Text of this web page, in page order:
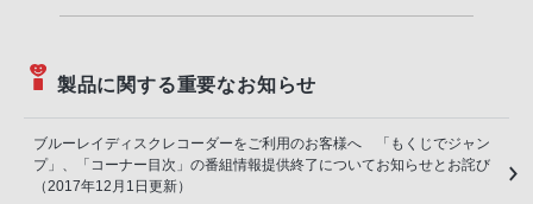
製品に関する重要なお知らせ
ブルーレイディスクレコーダーをご利用のお客様へ 「もくじでジャン
プ」、「コーナー目次」の番組情報提供終了についてお知らせとお詫び
（2017年12月1日更新）